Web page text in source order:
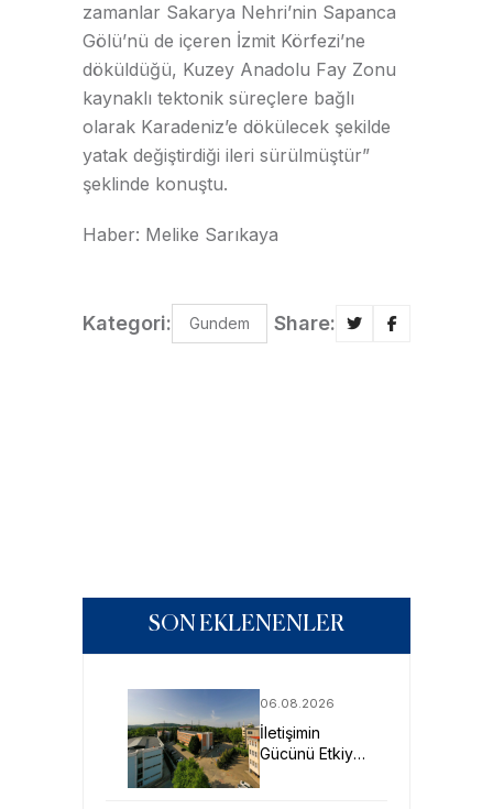
zamanlar Sakarya Nehri’nin Sapanca
Gölü’nü de içeren İzmit Körfezi’ne
döküldüğü, Kuzey Anadolu Fay Zonu
kaynaklı tektonik süreçlere bağlı
olarak Karadeniz’e dökülecek şekilde
yatak değiştirdiği ileri sürülmüştür”
şeklinde konuştu.
Haber: Melike Sarıkaya
Kategori: Gundem Share:
SON EKLENENLER
06.08.2026
İletişimin
Gücünü Etkiye